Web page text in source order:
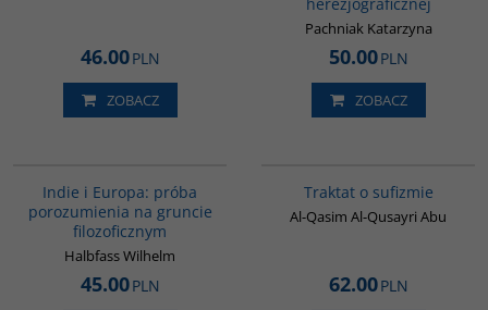
46.00PLN
ZOBACZ
Pachniak Katarzyna
50.00PLN
ZOBACZ
Indie i Europa: próba
porozumienia na gruncie
filozoficznym
Halbfass Wilhelm
45.00PLN
Traktat o sufizmie
Al-Qasim Al-Qusayri Abu
62.00PLN